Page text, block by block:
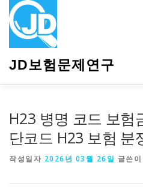
JD보험문제연구
H23 병명 코드 보
단코드 H23 보험 분
작성일자 2026년 03월 26일 글쓴이